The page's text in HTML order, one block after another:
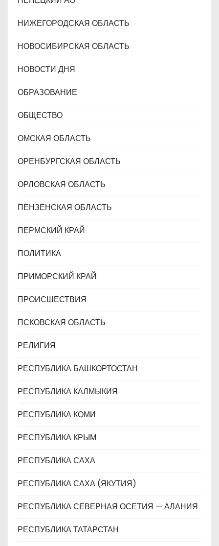
НИЖЕГОРОДСКАЯ ОБЛАСТЬ
НОВОСИБИРСКАЯ ОБЛАСТЬ
НОВОСТИ ДНЯ
ОБРАЗОВАНИЕ
ОБЩЕСТВО
ОМСКАЯ ОБЛАСТЬ
ОРЕНБУРГСКАЯ ОБЛАСТЬ
ОРЛОВСКАЯ ОБЛАСТЬ
ПЕНЗЕНСКАЯ ОБЛАСТЬ
ПЕРМСКИЙ КРАЙ
ПОЛИТИКА
ПРИМОРСКИЙ КРАЙ
ПРОИСШЕСТВИЯ
ПСКОВСКАЯ ОБЛАСТЬ
РЕЛИГИЯ
РЕСПУБЛИКА БАШКОРТОСТАН
РЕСПУБЛИКА КАЛМЫКИЯ
РЕСПУБЛИКА КОМИ
РЕСПУБЛИКА КРЫМ
РЕСПУБЛИКА САХА
РЕСПУБЛИКА САХА (ЯКУТИЯ)
РЕСПУБЛИКА СЕВЕРНАЯ ОСЕТИЯ — АЛАНИЯ
РЕСПУБЛИКА ТАТАРСТАН